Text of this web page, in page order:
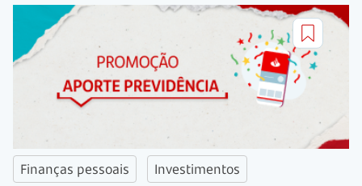
Finanças pessoais Investimentos